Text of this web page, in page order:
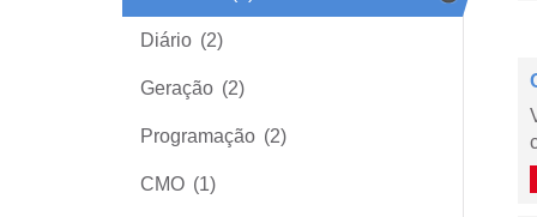
Diário (2)
Geração (2)
Programação (2)
CMO (1)